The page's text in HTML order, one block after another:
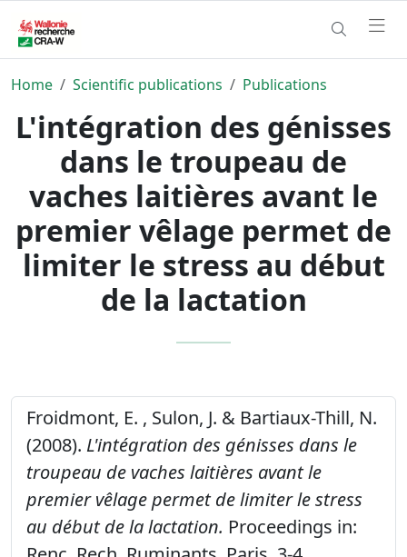
Home Scientific publications Publications
L'intégration des génisses
dans le troupeau de
vaches laitières avant le
premier vêlage permet de
limiter le stress au début
de la lactation
Froidmont, E. , Sulon, J. & Bartiaux-Thill, N.
(2008). L'intégration des génisses dans le
troupeau de vaches laitières avant le
premier vêlage permet de limiter le stress
au début de la lactation. Proceedings in: